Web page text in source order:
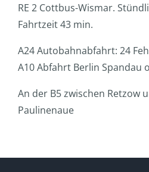
RE 2 Cottbus-Wismar.
Fahrtzeit 43 min.
A24 Autobahnabfahrt: 24
A10 Abfahrt Berlin Spandau
An der B5 zwischen Retzow
Paulinenaue